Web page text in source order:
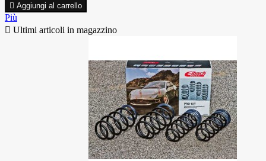
 Aggiungi al carrello
Più
 Ultimi articoli in magazzino